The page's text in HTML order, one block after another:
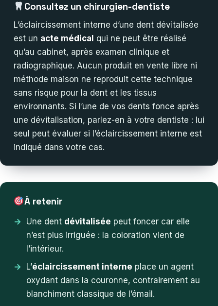
Consultez un chirurgien-dentiste
L’éclaircissement interne d’une dent dévitalisée
est un acte médical qui ne peut être réalisé
qu’au cabinet, après examen clinique et
radiographique. Aucun produit en vente libre ni
méthode maison ne reproduit cette technique
sans risque pour la dent et les tissus
environnants. Si l’une de vos dents fonce après
une dévitalisation, parlez-en à votre dentiste : lui
seul peut évaluer si l’éclaircissement interne est
indiqué dans votre cas.
À retenir
Une dent dévitalisée peut foncer car elle
n’est plus irriguée : la coloration vient de
l’intérieur.
L’éclaircissement interne place un agent
oxydant dans la couronne, contrairement au
blanchiment classique de l’émail.